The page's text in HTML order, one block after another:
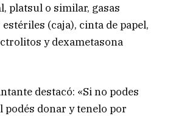
platsul o similar, gasas
(caja), cinta de papel,
y dexametasona
destacó: «Si no podes
podés donar y tenelo por